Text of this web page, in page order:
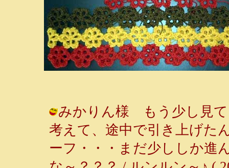
みかりん様 もう少し見て
考えて、途中で引き上げた
ーフ・・・まだ少ししか進